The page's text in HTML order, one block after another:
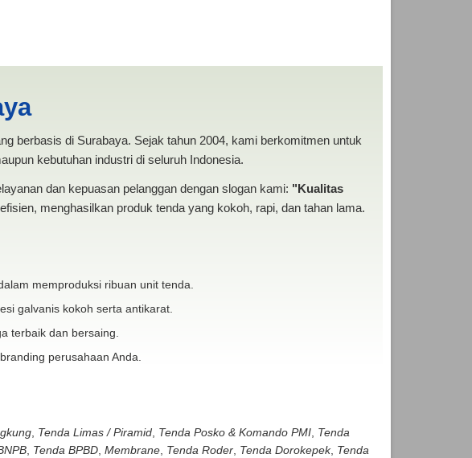
berbasis di Surabaya. Sejak tahun 2004, kami berkomitmen untuk
kebutuhan industri di seluruh Indonesia.
dan kepuasan pelanggan dengan slogan kami: "Kualitas
menghasilkan produk tenda yang kokoh, rapi, dan tahan lama.
memproduksi ribuan unit tenda.
galvanis kokoh serta antikarat.
terbaik dan bersaing.
perusahaan Anda.
, Tenda Limas / Piramid, Tenda Posko & Komando PMI, Tenda
, Tenda BPBD, Membrane, Tenda Roder, Tenda Dorokepek, Tenda